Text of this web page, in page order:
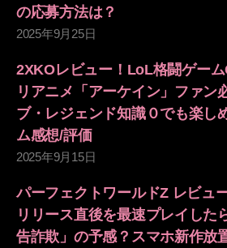
の応募方法は？
2025年9月25日
2XKOレビュー！LoL格闘ゲー
リアニメ「アーケイン」ファン
ブ・レジェンド知識０でも楽し
ム感想/評価
2025年9月15日
パーフェクトワールドZ レビュ
リリース直後を最速プレイした
告詐欺」の予感？スマホ新作放